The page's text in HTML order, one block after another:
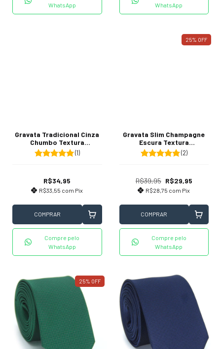
WhatsApp
WhatsApp
Gravata Tradicional Cinza
Chumbo Textura
Quadriculada
(1)
R$34,95
R$33,55 com Pix
COMPRAR
Compre pelo
WhatsApp
25% OFF
Gravata Slim Champagne
Escura Textura
Quadriculada
(2)
R$39,95 R$29,95
R$28,75 com Pix
COMPRAR
Compre pelo
WhatsApp
25% OFF